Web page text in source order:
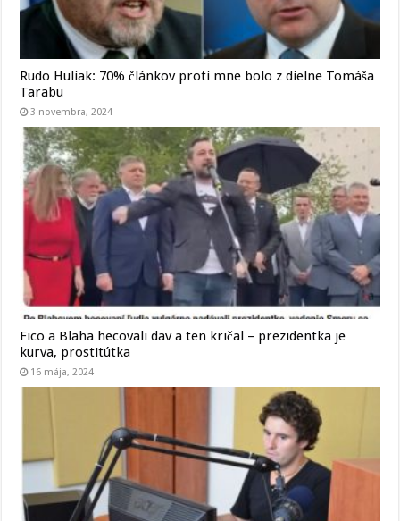
Rudo Huliak: 70% článkov proti mne bolo z dielne Tomáša
Tarabu
3 novembra, 2024
Fico a Blaha hecovali dav a ten kričal – prezidentka je
kurva, prostitútka
16 mája, 2024